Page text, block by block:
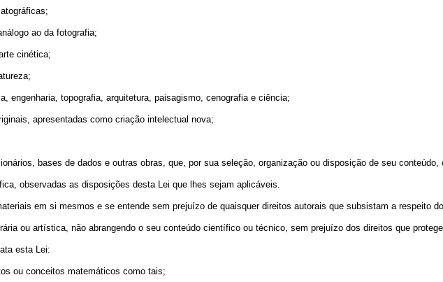
ao da fotografia;
cinética;
engenharia, topografia, arquitetura, paisagismo, cenografia e ciência;
apresentadas como criação intelectual nova;
bases de dados e outras obras, que, por sua seleção, organização ou disposição de seu
observadas as disposições desta Lei que lhes sejam aplicáveis.
em si mesmos e se entende sem prejuízo de quaisquer direitos autorais que subsistam a respeito
ou artística, não abrangendo o seu conteúdo científico ou técnico, sem prejuízo dos direitos que
esta Lei:
ou conceitos matemáticos como tais;